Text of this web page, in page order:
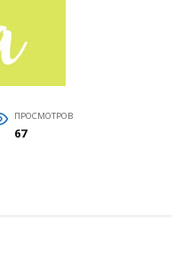
ПРОСМОТРОВ
67